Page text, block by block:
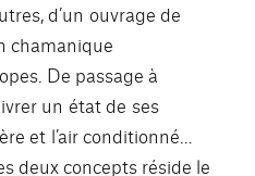
d’un ouvrage de
chamanique
De passage à
un état de ses
et l’air conditionné…
deux concepts réside le